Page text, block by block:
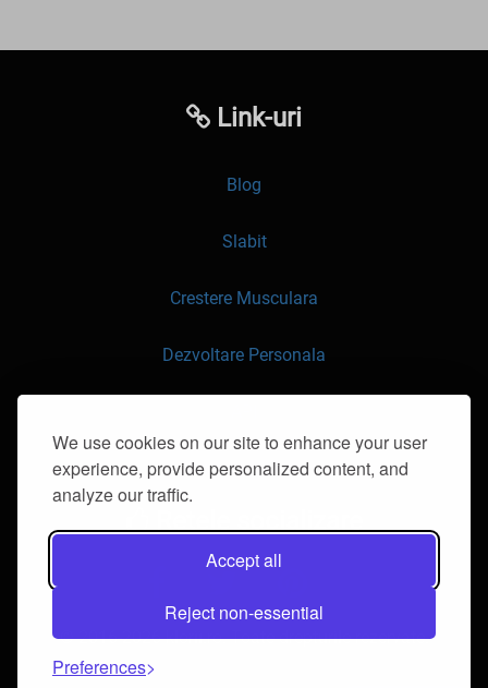
We use cookies on our site to enhance your user
experience, provide personalized content, and
analyze our traffic.
Accept all
Reject non-essential
Preferences
Link-uri
Blog
Slabit
Crestere Musculara
Dezvoltare Personala
Contacteaza-ne
© 2016-2026 klorii.ro. Toate drepturile rezervate.